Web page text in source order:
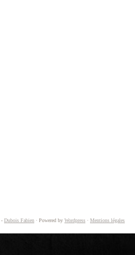
- Dubois Fabien · Powered by Wordpress · Mentions légales